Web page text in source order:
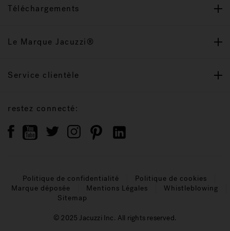
Téléchargements
Le Marque Jacuzzi®
Service clientèle
restez connecté:
Politique de confidentialité
Politique de cookies
Marque déposée
Mentions Légales
Whistleblowing
Sitemap
© 2025 Jacuzzi Inc. All rights reserved.